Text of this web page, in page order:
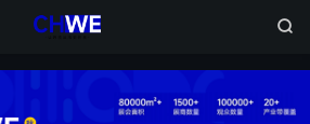
